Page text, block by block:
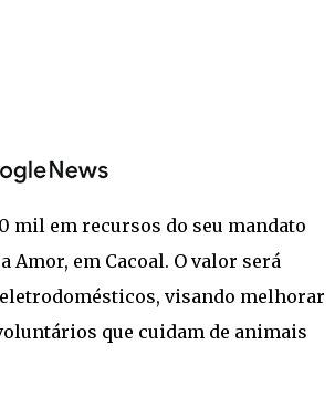
mil em recursos do seu mandato
Amor, em Cacoal. O valor será
visando melhorar
que cuidam de animais